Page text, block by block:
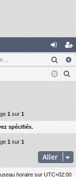
on
ne
ns
cri
h
e
r
1 sur 1
spécifiés.
1 sur 1
Aller
horaire sur UTC+02:00